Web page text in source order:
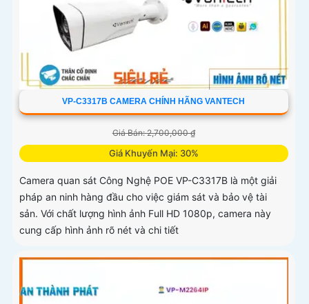
VP-C3317B CAMERA CHÍNH HÃNG VANTECH
Giá Bán: 2,700,000 ₫
Giá Khuyến Mại: 30%
Camera quan sát Công Nghệ POE VP-C3317B là một giải
pháp an ninh hàng đầu cho việc giám sát và bảo vệ tài
sản. Với chất lượng hình ảnh Full HD 1080p, camera này
cung cấp hình ảnh rõ nét và chi tiết